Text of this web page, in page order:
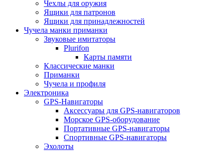
Чехлы для оружия
Ящики для патронов
Ящики для принадлежностей
Чучела манки приманки
Звуковые имитаторы
Plurifon
Карты памяти
Классические манки
Приманки
Чучела и профиля
Электроника
GPS-Навигаторы
Аксессуары для GPS-навигаторов
Морское GPS-оборудование
Портативные GPS-навигаторы
Спортивные GPS-навигаторы
Эхолоты